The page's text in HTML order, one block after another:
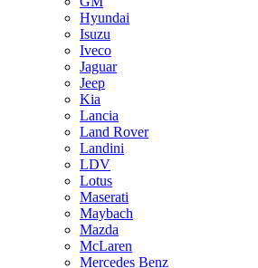
Hyundai
Isuzu
Iveco
Jaguar
Jeep
Kia
Lancia
Land Rover
Landini
LDV
Lotus
Maserati
Maybach
Mazda
McLaren
Mercedes Benz